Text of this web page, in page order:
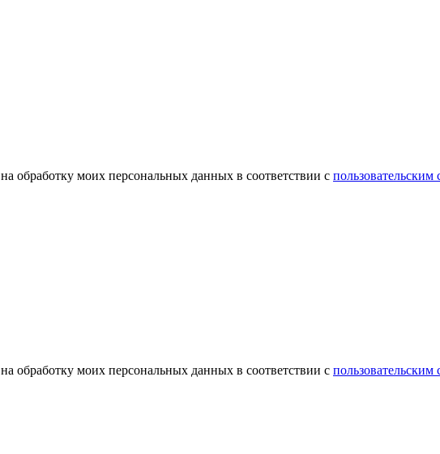
на обработку моих персональных данных в соответствии с пользовательским
на обработку моих персональных данных в соответствии с пользовательским